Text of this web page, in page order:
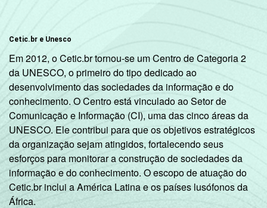
¹ Base: 1987 professores. Dados coletados
entre setembro e dezembro de 2013.
Fonte: NIC.br - set 2013 / dez 2013
Cetic.br e Unesco
Em 2012, o Cetic.br tornou-se um Centro de Categoria 2
da UNESCO, o primeiro do tipo dedicado ao
desenvolvimento das sociedades da informação e do
conhecimento. O Centro está vinculado ao Setor de
Comunicação e Informação (CI), uma das cinco áreas da
UNESCO. Ele contribui para que os objetivos estratégicos
da organização sejam atingidos, fortalecendo seus
esforços para monitorar a construção de sociedades da
informação e do conhecimento. O escopo de atuação do
Cetic.br inclui a América Latina e os países lusófonos da
África.